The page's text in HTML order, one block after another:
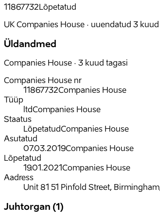
11867732Lõpetatud
UK Companies House · uuendatud 3
Üldandmed
Companies House · 3 kuud tagasi
Companies House nr
11867732Companies House
Tüüp
ltdCompanies House
Staatus
LõpetatudCompanies House
Asutatud
07.03.2019Companies House
Lõpetatud
19.01.2021Companies House
Aadress
Unit 81 51 Pinfold Street,
Juhtorgan (1)